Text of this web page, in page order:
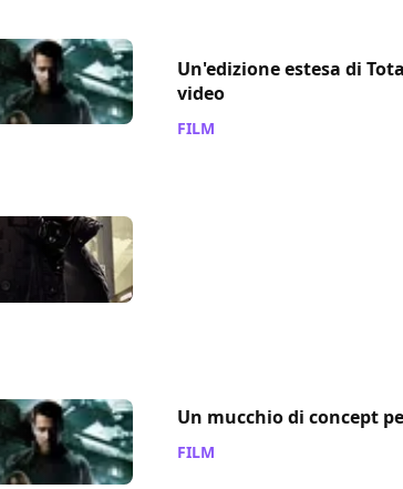
Un'edizione estesa di
video
FILM
Un mucchio di concept
FILM